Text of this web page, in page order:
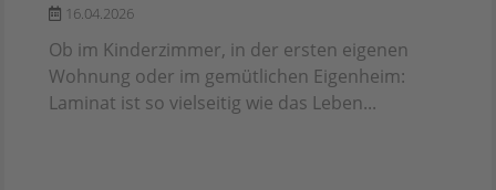
16.04.2026
Ob im Kinderzimmer, in der ersten eigenen
Wohnung oder im gemütlichen Eigenheim:
Laminat ist so vielseitig wie das Leben...